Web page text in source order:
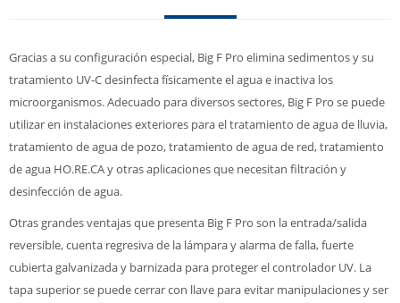
Gracias a su configuración especial, Big F Pro elimina sedimentos y su
tratamiento UV-C desinfecta físicamente el agua e inactiva los
microorganismos. Adecuado para diversos sectores, Big F Pro se puede
utilizar en instalaciones exteriores para el tratamiento de agua de lluvia,
tratamiento de agua de pozo, tratamiento de agua de red, tratamiento
de agua HO.RE.CA y otras aplicaciones que necesitan filtración y
desinfección de agua.
Otras grandes ventajas que presenta Big F Pro son la entrada/salida
reversible, cuenta regresiva de la lámpara y alarma de falla, fuerte
cubierta galvanizada y barnizada para proteger el controlador UV. La
tapa superior se puede cerrar con llave para evitar manipulaciones y ser